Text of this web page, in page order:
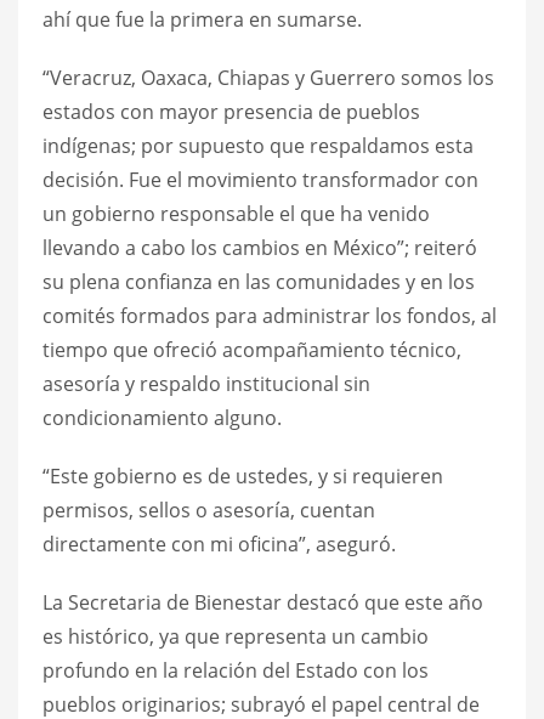
ahí que fue la primera en sumarse.
“Veracruz, Oaxaca, Chiapas y Guerrero somos los
estados con mayor presencia de pueblos
indígenas; por supuesto que respaldamos esta
decisión. Fue el movimiento transformador con
un gobierno responsable el que ha venido
llevando a cabo los cambios en México”; reiteró
su plena confianza en las comunidades y en los
comités formados para administrar los fondos, al
tiempo que ofreció acompañamiento técnico,
asesoría y respaldo institucional sin
condicionamiento alguno.
“Este gobierno es de ustedes, y si requieren
permisos, sellos o asesoría, cuentan
directamente con mi oficina”, aseguró.
La Secretaria de Bienestar destacó que este año
es histórico, ya que representa un cambio
profundo en la relación del Estado con los
pueblos originarios; subrayó el papel central de